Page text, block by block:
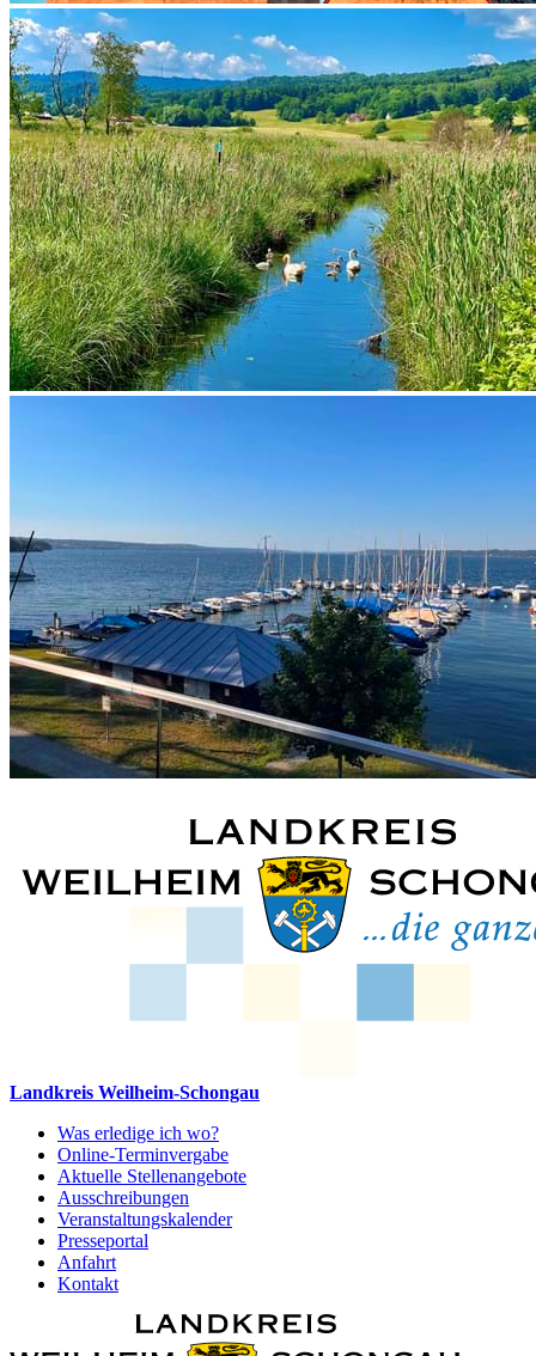
Landkreis Weilheim-Schongau
Was erledige ich wo?
Online-Terminvergabe
Aktuelle Stellenangebote
Ausschreibungen
Veranstaltungskalender
Presseportal
Anfahrt
Kontakt